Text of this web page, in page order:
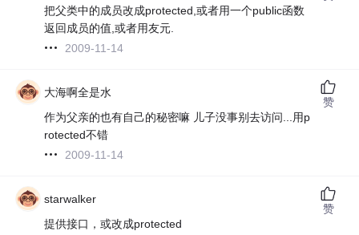
把父类中的成员改成protected,或者用一个public函数
返回成员的值,或者用友元.
2009-11-14
大海啊全是水
作为父亲的也有自己的秘密嘛 儿子没事别去访问...用p
rotected不错
2009-11-14
赞
starwalker
提供接口，或改成protected
赞